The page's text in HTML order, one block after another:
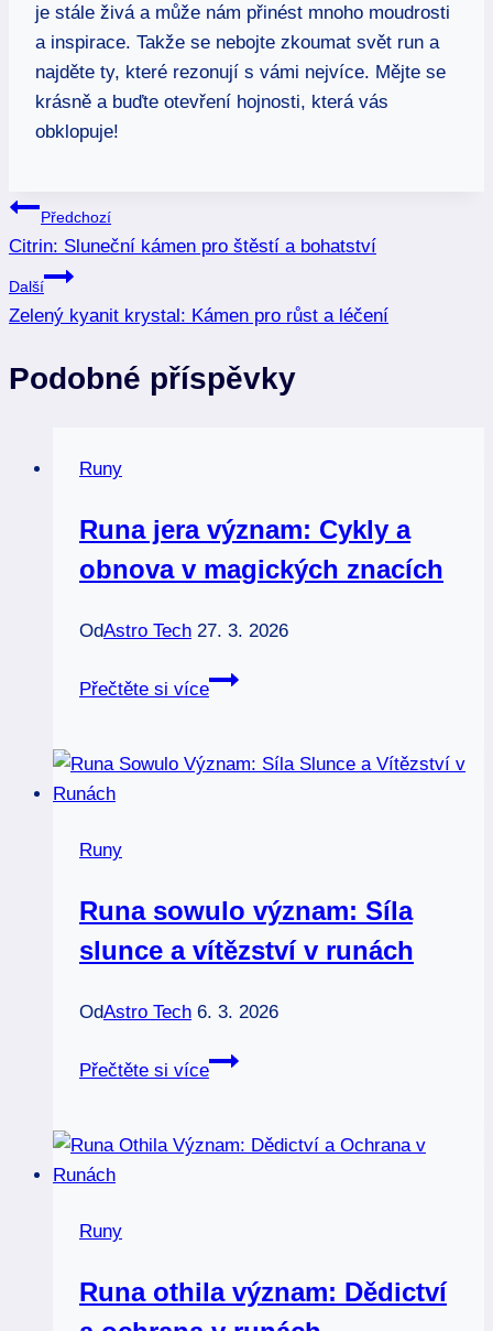
je stále živá a může nám přinést mnoho moudrosti
a inspirace. Takže se nebojte zkoumat svět run a
najděte ty, které rezonují s vámi nejvíce. Mějte se
krásně a buďte otevření hojnosti, která vás
obklopuje!
Navigace
pro
příspěvek
Předchozí
Citrin: Sluneční kámen pro štěstí a bohatství
Další
Zelený kyanit krystal: Kámen pro růst a léčení
Podobné příspěvky
Runy
Runa jera význam: Cykly a
obnova v magických znacích
OdAstro Tech 27. 3. 2026
Přečtěte si více
Runa
Cykly
znacích
Runy
Runa sowulo význam: Síla
slunce a vítězství v runách
OdAstro Tech 6. 3. 2026
Přečtěte si více
Runa
Síla
runách
Runy
Runa othila význam: Dědictví